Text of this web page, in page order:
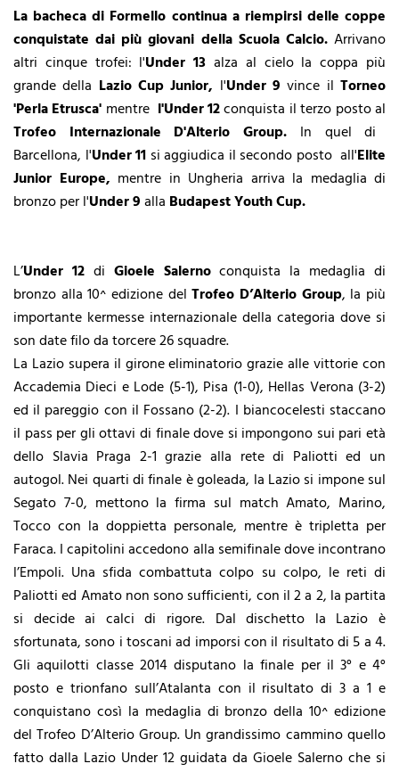
La bacheca di Formello continua a riempirsi delle coppe
conquistate dai più giovani della Scuola Calcio.Arrivano
altri cinque trofei: l'Under 13 alza al cielo la coppa più
grande della Lazio Cup Junior, l'Under 9vince ilTorneo
'Perla Etrusca' mentre l'Under 12conquista il terzo posto al
Trofeo Internazionale D'Alterio Group. In quel di
Barcellona, l'Under 11 si aggiudica il secondo posto all'Elite
Junior Europe, mentre in Ungheria arriva la medaglia di
bronzo per l'Under 9alla Budapest Youth Cup.
L’Under 12di Gioele Salernoconquista la medaglia di
bronzo alla 10^ edizione delTrofeo D’Alterio Group, la più
importante kermesse internazionale della categoria dove si
son date filo da torcere 26 squadre.
La Lazio supera il girone eliminatorio grazie alle vittorie con
Accademia Dieci e Lode (5-1), Pisa (1-0), Hellas Verona (3-2)
ed il pareggio con il Fossano (2-2). I biancocelesti staccano
il pass per gli ottavi di finale dove si impongono sui pari età
dello Slavia Praga 2-1 grazie alla rete di Paliotti ed un
autogol. Nei quarti di finale è goleada, la Lazio si impone sul
Segato 7-0, mettono la firma sul match Amato, Marino,
Tocco con la doppietta personale, mentre è tripletta per
Faraca. I capitolini accedono alla semifinale dove incontrano
l’Empoli. Una sfida combattuta colpo su colpo, le reti di
Paliotti ed Amato non sono sufficienti, con il 2 a 2, la partita
si decide ai calci di rigore. Dal dischetto la Lazio è
sfortunata, sono i toscani ad imporsi con il risultato di 5 a 4.
Gli aquilotti classe 2014 disputano la finale per il 3° e 4°
posto e trionfano sull’Atalanta con il risultato di 3 a 1 e
conquistano così la medaglia di bronzo della 10^ edizione
del Trofeo D’Alterio Group. Un grandissimo cammino quello
fatto dalla Lazio Under 12 guidata da Gioele Salerno che si